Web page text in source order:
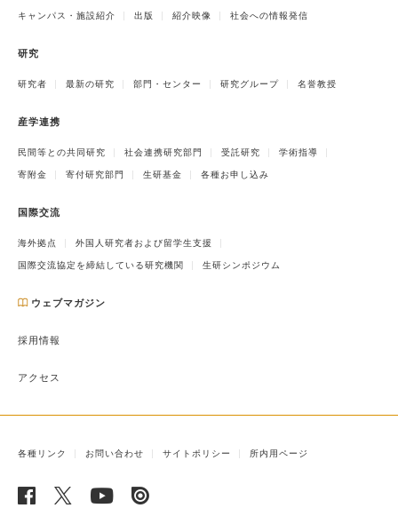
キャンパス・施設紹介 出版 紹介映像 社会への情報発信
研究
研究者 最新の研究 部門・センター 研究グループ 名誉教授
産学連携
民間等との共同研究 社会連携研究部門 受託研究 学術指導
寄附金 寄付研究部門 生研基金 各種お申し込み
国際交流
海外拠点 外国人研究者および留学生支援
国際交流協定を締結している研究機関 生研シンポジウム
ウェブマガジン
採用情報
アクセス
各種リンク お問い合わせ サイトポリシー 所内用ページ